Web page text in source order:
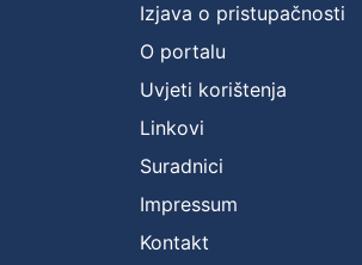
Izjava o pristupačnosti
O portalu
Uvjeti korištenja
Linkovi
Suradnici
Impressum
Kontakt